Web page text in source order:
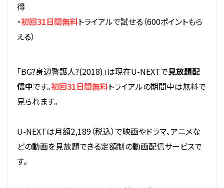
得
・初回31日間無料トライアルで試せる（600ポイントもら
える）
「BG?身辺警護人?(2018)」は現在U-NEXTで見放題配
信中です。初回31日間無料トライアルの期間中は無料で
見られます。
U-NEXTは月額2,189（税込）で映画やドラマ、アニメな
どの動画を見放題できる定額制の動画配信サービスで
す。